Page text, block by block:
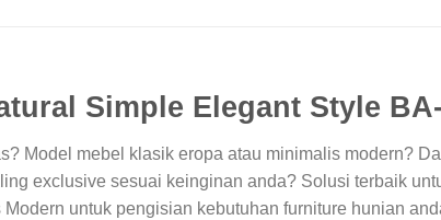
Simple Elegant Style
Model mebel klasik eropa atau minimalis modern?
exclusive sesuai keinginan anda? Solusi terbaik
untuk pengisian kebutuhan furniture hunian